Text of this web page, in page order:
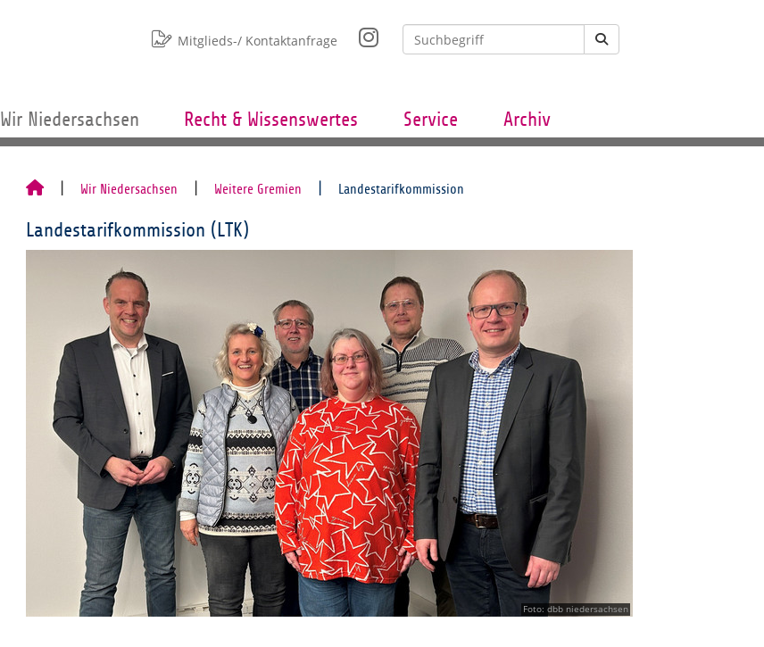
Mitglieds-/ Kontaktanfrage
Wir Niedersachsen Recht & Wissenswertes Service Archiv
Wir Niedersachsen Weitere Gremien Landestarifkommission
Landestarifkommission (LTK)
Foto: dbb niedersachsen